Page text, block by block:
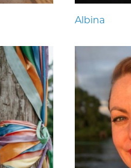
Albina